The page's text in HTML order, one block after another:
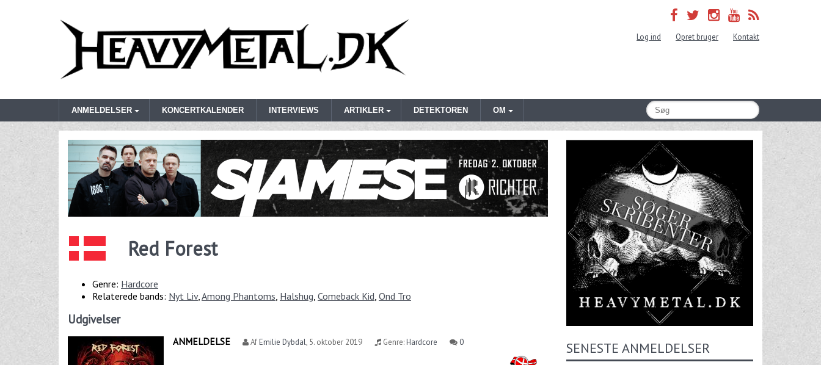
Log ind Opret bruger Kontakt
ANMELDELSER KONCERTKALENDER INTERVIEWS ARTIKLER DETEKTOREN OM
Red Forest
Genre: Hardcore
Relaterede bands: Nyt Liv,Among Phantoms, Halshug, Comeback Kid, Ond Tro
Udgivelser
ANMELDELSE AfEmilie Dybdal, 5. oktober 2019 Genre:Hardcore 0 SENESTE ANMELDELSER